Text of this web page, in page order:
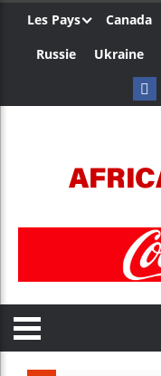
Les Pays Canada
Russie
Ukraine